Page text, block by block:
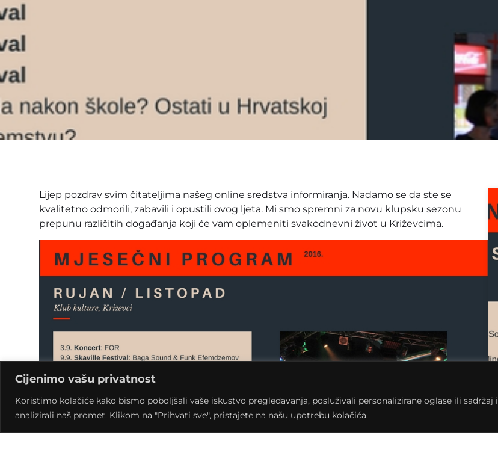
Cijenimo vašu privatnost
Koristimo kolačiće kako bismo poboljšali vaše iskustvo pregledavanja, posluživali personalizirane oglase ili sadržaj i
analizirali naš promet. Klikom na "Prihvati sve", pristajete na našu upotrebu kolačića.
Lijep pozdrav svim čitateljima našeg online sredstva informiranja. Nadamo se da ste se
kvalitetno odmorili, zabavili i opustili ovog ljeta. Mi smo spremni za novu klupsku sezonu
prepunu različitih događanja koji će vam oplemeniti svakodnevni život u Križevcima.